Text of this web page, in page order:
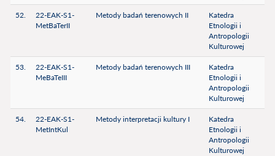
52.
22-EAK-S1-
MetBaTerII
Metody badań terenowych II
Katedra
Etnologii i
Antropologii
Kulturowej
53.
22-EAK-S1-
MeBaTeIII
Metody badań terenowych III
Katedra
Etnologii i
Antropologii
Kulturowej
54.
22-EAK-S1-
MetIntKul
Metody interpretacji kultury I
Katedra
Etnologii i
Antropologii
Kulturowej